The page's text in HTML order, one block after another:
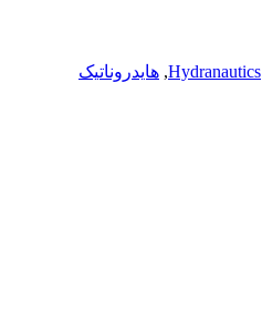
Hydranautics
, هایدروناتیک